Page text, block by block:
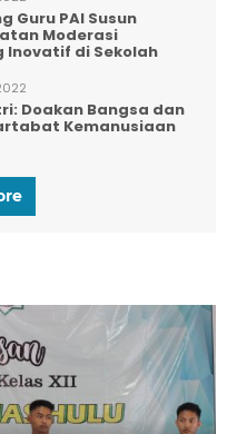
Guru PAI Susun
Moderasi
Inovatif di Sekolah
Doakan Bangsa dan
Kemanusiaan